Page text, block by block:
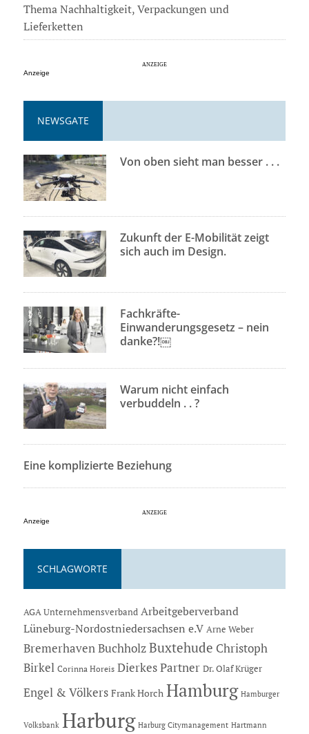
Thema Nachhaltigkeit, Verpackungen und
Lieferketten
Anzeige
NEWSGATE
Von oben sieht man besser . . .
Zukunft der E-Mobilität zeigt
sich auch im Design.
Fachkräfte-
Einwanderungsgesetz – nein
danke?!￼
Warum nicht einfach
verbuddeln . . ?
Eine komplizierte Beziehung
Anzeige
SCHLAGWORTE
AGA Unternehmensverband Arbeitgeberverband
Lüneburg-Nordostniedersachsen e.V Arne Weber
Bremerhaven Buchholz Buxtehude Christoph
Birkel Corinna Horeis Dierkes Partner Dr. Olaf Krüger
Engel & Völkers Frank Horch Hamburg Hamburger
Volksbank Harburg Harburg Citymanagement Hartmann